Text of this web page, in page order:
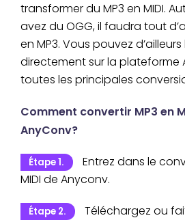
transformer du MP3 en MIDI.
avez du OGG, il faudra tout
en MP3. Vous pouvez
directement sur la plateforme
toutes les principales
Comment convertir MP3 en
AnyConv?
Étape 1.
Entrez dans le
MIDI de Anyconv.
Étape 2.
Téléchargez ou